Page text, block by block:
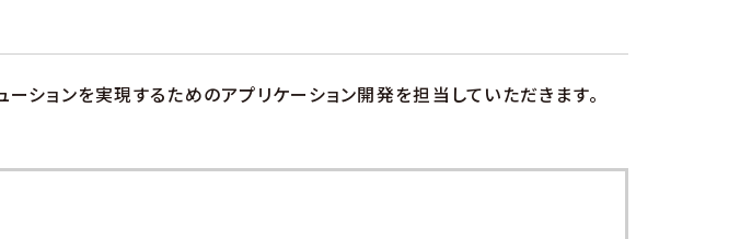
ョンを実現するためのアプリケーション開発を担当していただきます。